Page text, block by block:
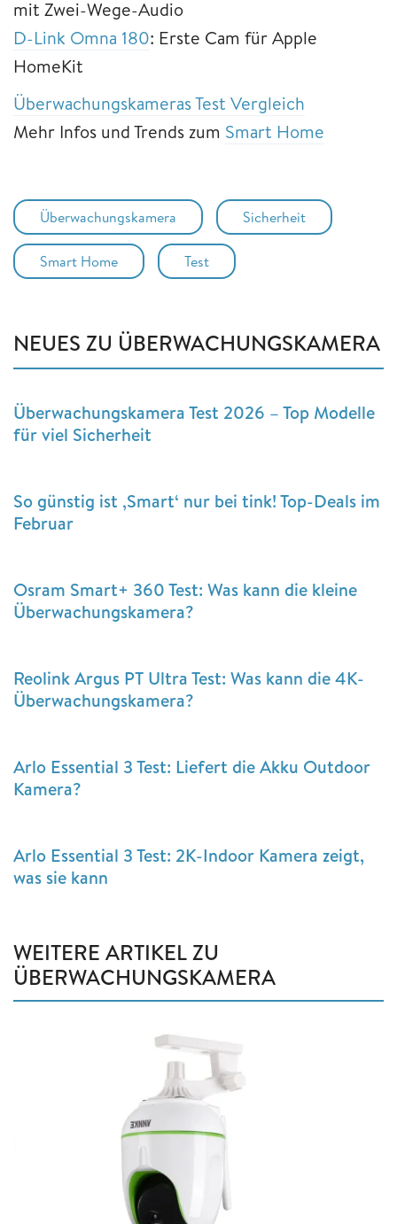
mit Zwei-Wege-Audio
D-Link Omna 180: Erste Cam für Apple
HomeKit
Überwachungskameras Test Vergleich
Mehr Infos und Trends zum Smart Home
Überwachungskamera Sicherheit
Smart Home Test
NEUES ZU ÜBERWACHUNGSKAMERA
Überwachungskamera Test 2026 – Top Modelle
für viel Sicherheit
So günstig ist ‚Smart‘ nur bei tink! Top-Deals im
Februar
Osram Smart+ 360 Test: Was kann die kleine
Überwachungskamera?
Reolink Argus PT Ultra Test: Was kann die 4K-
Überwachungskamera?
Arlo Essential 3 Test: Liefert die Akku Outdoor
Kamera?
Arlo Essential 3 Test: 2K-Indoor Kamera zeigt,
was sie kann
WEITERE ARTIKEL ZU
ÜBERWACHUNGSKAMERA